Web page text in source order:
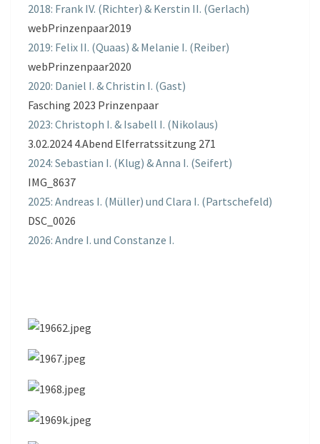
2018: Frank IV. (Richter) & Kerstin II. (Gerlach)
webPrinzenpaar2019
2019: Felix II. (Quaas) & Melanie I. (Reiber)
webPrinzenpaar2020
2020: Daniel I. & Christin I. (Gast)
Fasching 2023 Prinzenpaar
2023: Christoph I. & Isabell I. (Nikolaus)
3.02.2024 4.Abend Elferratssitzung 271
2024: Sebastian I. (Klug) & Anna I. (Seifert)
IMG_8637
2025: Andreas I. (Müller) und Clara I. (Partschefeld)
DSC_0026
2026: Andre I. und Constanze I.